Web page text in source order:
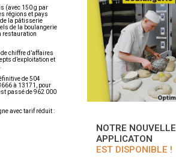
(avec 150 g par
régions et pays
la pâtisserie
de la boulangerie
restauration
chiffre d’affaires
d’exploitation et
de 504
à 13171, pour
passé de 962 000
avec tarif réduit :
NOTRE NOUVELLE
APPLICATON
EST DISPONIBLE !